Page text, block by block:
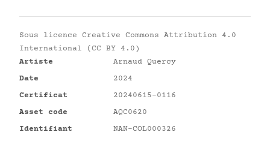
Sous licence Creative Commons Attribution 4.0
International (CC BY 4.0)
Artiste
Arnaud Quercy
Date
2024
Certificat
20240615-0116
Asset code
AQC0620
Identifiant
NAN-COL000326